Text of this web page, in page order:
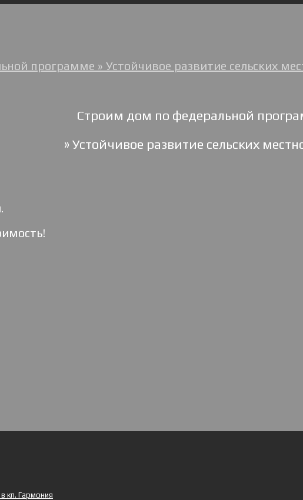
программе » Устойчивое развитие сельских
Строим дом по федеральной
» Устойчивое развитие сельских
кп. Гармония